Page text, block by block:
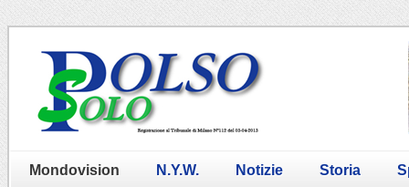
Mondovision N.Y.W. Notizie Storia